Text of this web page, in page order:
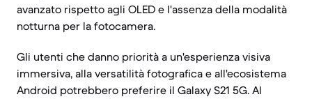
avanzato rispetto agli OLED e l'assenza della modalità
notturna per la fotocamera.
Gli utenti che danno priorità a un'esperienza visiva
immersiva, alla versatilità fotografica e all'ecosistema
Android potrebbero preferire il Galaxy S21 5G. Al